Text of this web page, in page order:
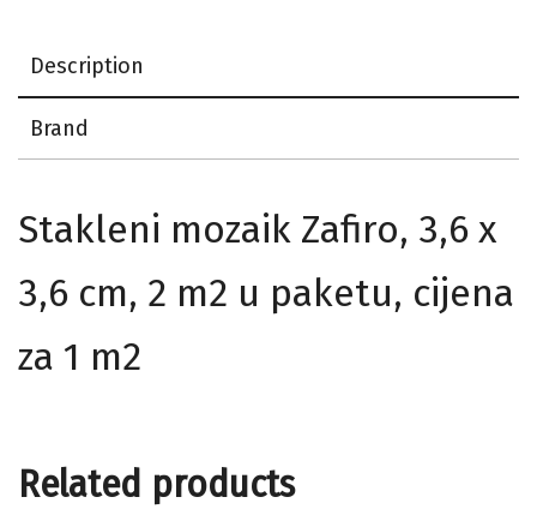
Description
Brand
Stakleni mozaik Zafiro, 3,6 x
3,6 cm, 2 m2 u paketu, cijena
za 1 m2
Related products